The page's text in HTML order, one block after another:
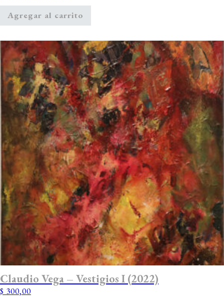
Agregar al carrito
Claudio Vega – Vestigios I (2022)
$ 300,00